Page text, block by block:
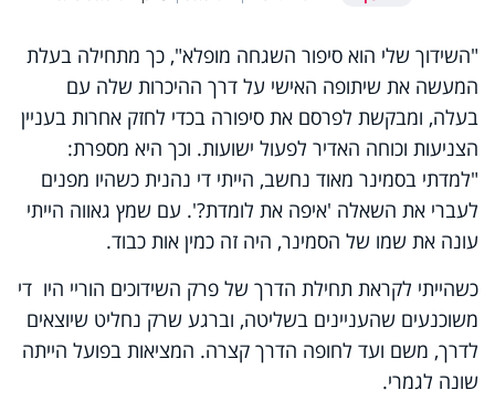
"השידוך שלי הוא סיפור השגחה מופלא", כך מתחילה בעלת
המעשה את שיתופה האישי על דרך ההיכרות שלה עם
בעלה, ומבקשת לפרסם את סיפורה בכדי לחזק אחרות בעניין
הצניעות וכוחה האדיר לפעול ישועות. וכך היא מספרת:
"למדתי בסמינר מאוד נחשב, הייתי די נהנית כשהיו מפנים
לעברי את השאלה 'איפה את לומדת?'. עם שמץ גאווה הייתי
עונה את שמו של הסמינר, היה זה כמין אות כבוד.
כשהייתי לקראת תחילת הדרך של פרק השידוכים הוריי היו די
משוכנעים שהעניינים בשליטה, וברגע שרק נחליט שיוצאים
לדרך, משם ועד לחופה הדרך קצרה. המציאות בפועל הייתה
שונה לגמרי.